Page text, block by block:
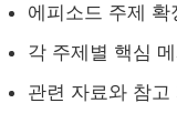
에피소드 주제 확
각 주제별 핵심
관련 자료와 참고